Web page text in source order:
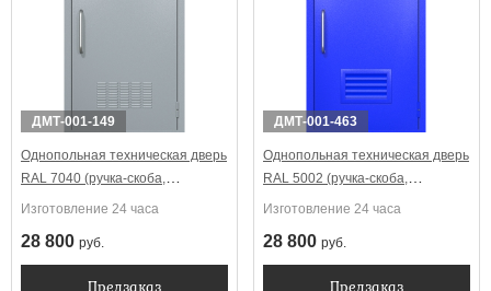
ДМТ-001-149
Однопольная техническая дверь
RAL 7040 (ручка-скоба,
вентиляция)
Изготовление 24 часа
28 800 руб.
Предзаказ
ДМТ-001-463
Однопольная техническая дверь
RAL 5002 (ручка-скоба,
вентиляция-жалюзи)
Изготовление 24 часа
28 800 руб.
Предзаказ